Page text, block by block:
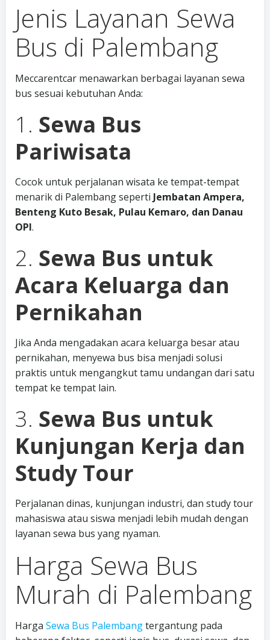
Jenis Layanan Sewa
Bus di Palembang
Meccarentcar menawarkan berbagai layanan sewa
bus sesuai kebutuhan Anda:
1. Sewa Bus
Pariwisata
Cocok untuk perjalanan wisata ke tempat-tempat
menarik di Palembang seperti Jembatan Ampera,
Benteng Kuto Besak, Pulau Kemaro, dan Danau
OPI.
2. Sewa Bus untuk
Acara Keluarga dan
Pernikahan
Jika Anda mengadakan acara keluarga besar atau
pernikahan, menyewa bus bisa menjadi solusi
praktis untuk mengangkut tamu undangan dari satu
tempat ke tempat lain.
3. Sewa Bus untuk
Kunjungan Kerja dan
Study Tour
Perjalanan dinas, kunjungan industri, dan study tour
mahasiswa atau siswa menjadi lebih mudah dengan
layanan sewa bus yang nyaman.
Harga Sewa Bus
Murah di Palembang
Harga Sewa Bus Palembangtergantung pada